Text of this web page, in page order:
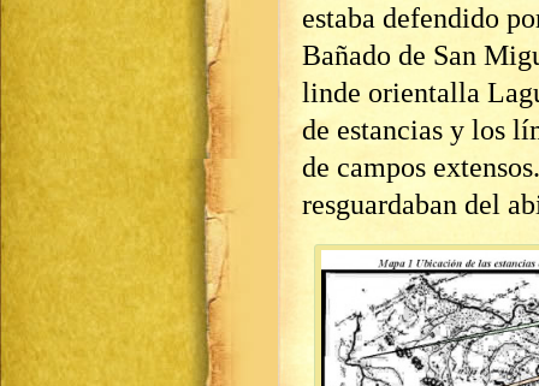
estaba defendido
Bañado de San
linde orientalla
de estancias y los
de campos
resguardaban del